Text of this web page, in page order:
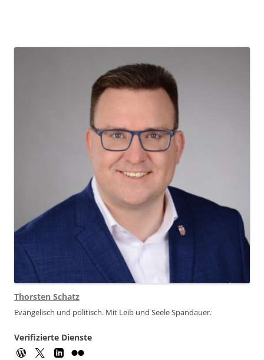
Thorsten Schatz
Evangelisch und politisch. Mit Leib und Seele Spandauer.
Verifizierte Dienste